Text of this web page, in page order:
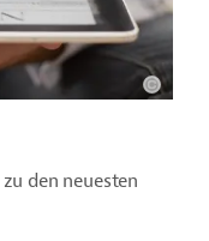
den neuesten